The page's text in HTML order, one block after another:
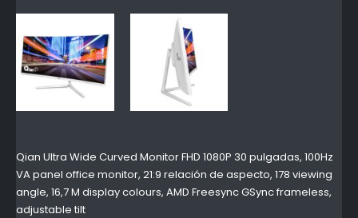
Qian Ultra Wide Curved Monitor FHD 1080P 30 pulgadas, 100Hz
VA panel office monitor, 21:9 relación de aspecto, 178 viewing
angle, 16,7 M display colours, AMD Freesync GSync frameless,
adjustable tilt